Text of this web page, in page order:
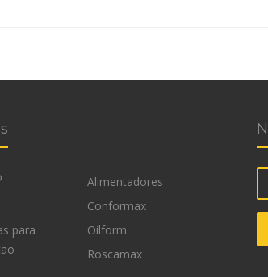
Alimentadores
Conformax
para
Oilform
Roscamax